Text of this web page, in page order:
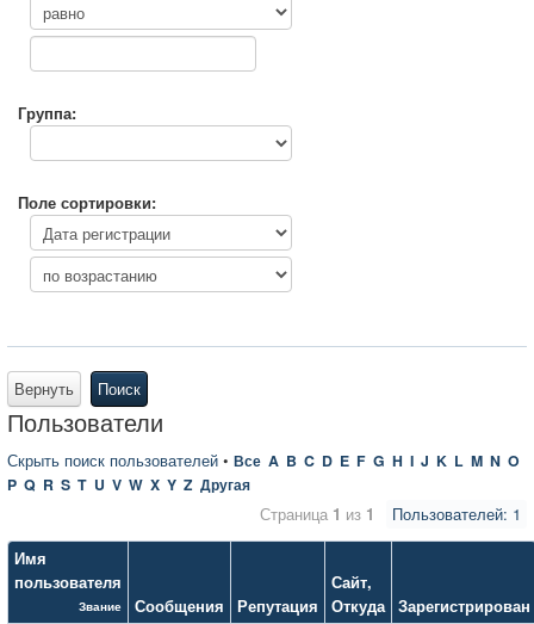
Группа:
Поле сортировки:
Вернуть Поиск
Пользователи
Скрыть поиск пользователей • Все A B C D E F G H I J K L M N O
P Q R S T U V W X Y Z Другая
Пользователей: 1
Страница 1 из 1
Имя
пользователя
Звание Сообщения Репутация
Сайт,
Откуда Зарегистрирован